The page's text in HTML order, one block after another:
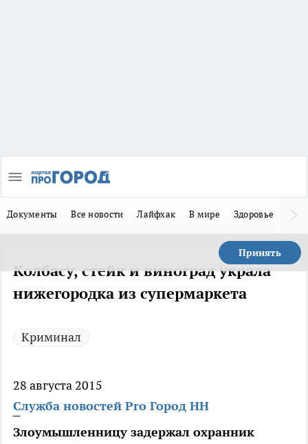
Документы Все новости Лайфхак В мире Здоровье
Принять
Колбасу, стейк и виноград украла
нижегородка из супермаркета
Криминал
28 августа 2015
Служба новостей Pro Город НН
Злоумышленницу задержал охранник